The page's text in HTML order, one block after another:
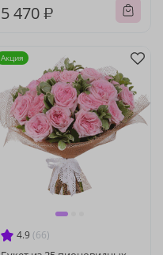
5 470 ₽
4.9 (66)
Акция